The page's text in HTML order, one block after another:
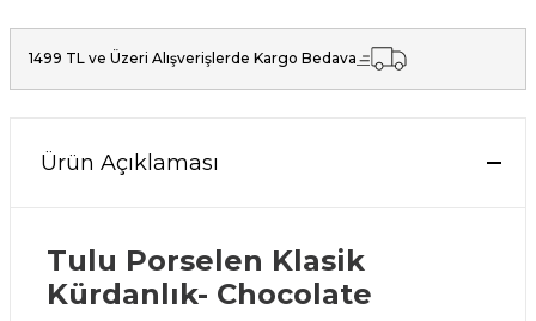
1499 TL ve Üzeri Alışverişlerde Kargo Bedava
Ürün Açıklaması
Tulu Porselen Klasik
Kürdanlık- Chocolate